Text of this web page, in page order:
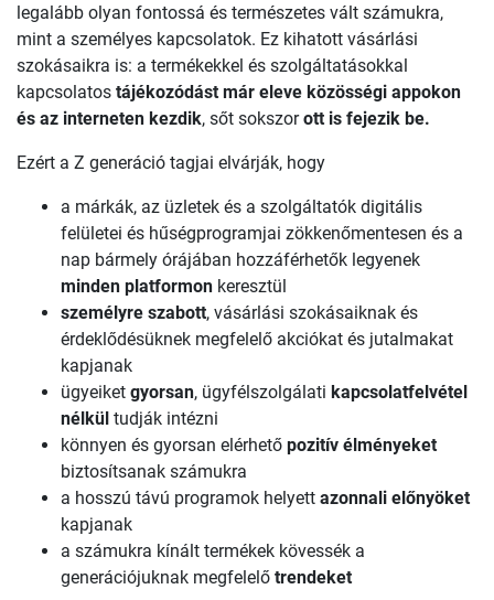
legalább olyan fontossá és természetes vált számukra,
mint a személyes kapcsolatok. Ez kihatott vásárlási
szokásaikra is: a termékekkel és szolgáltatásokkal
kapcsolatos tájékozódást már eleve közösségi appokon
és az interneten kezdik, sőt sokszorott is fejezik be.
Ezért a Z generáció tagjai elvárják, hogy
a márkák, az üzletek és a szolgáltatók digitális
felületei és hűségprogramjai zökkenőmentesen és a
nap bármely órájában hozzáférhetők legyenek
minden platformon keresztül
személyre szabott, vásárlási szokásaiknak és
érdeklődésüknek megfelelő akciókat és jutalmakat
kapjanak
ügyeiket gyorsan, ügyfélszolgálati kapcsolatfelvétel
nélkül tudják intézni
könnyen és gyorsan elérhető pozitív élményeket
biztosítsanak számukra
a hosszú távú programok helyett azonnali előnyöket
kapjanak
a számukra kínált termékek kövessék a
generációjuknak megfelelő trendeket